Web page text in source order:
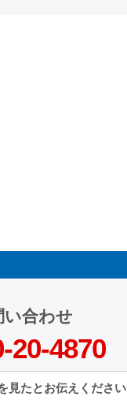
い合わせ
20-4870
見たとお伝えください